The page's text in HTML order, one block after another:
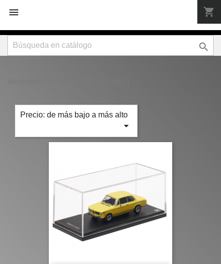
 shopping_cart

Precio: de más bajo a más alto
